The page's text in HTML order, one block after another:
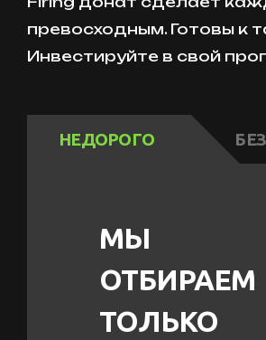
превосходным. Готовы к
Инвестируйте в свой
НЕДОРОГО
МЫ
ОТБИРАЕМ
ТОЛЬКО